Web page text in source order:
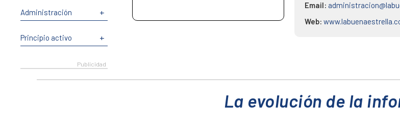
Administración +
Principio activo +
Email:
Web:
La evolución de la